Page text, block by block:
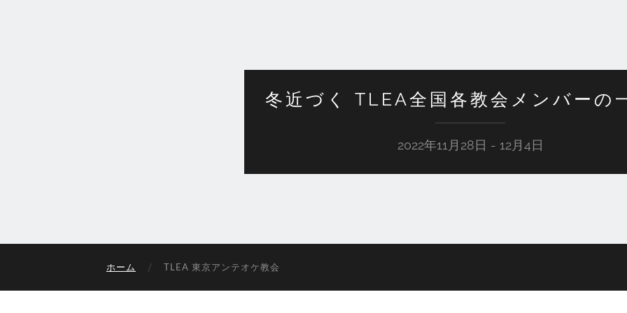
冬近づく TLEA全国各教会メンバーの
2022年11月28日 - 12月4日
ホーム TLEA 東京アンテオケ教会